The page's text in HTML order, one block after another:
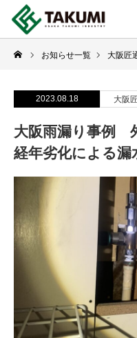
お知らせ一覧 大阪匠
2023.08.18 大阪
大阪雨漏り事例
経年劣化による漏